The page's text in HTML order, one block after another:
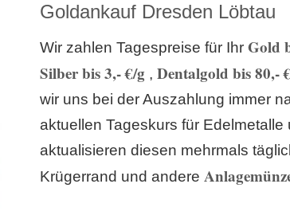
Goldankauf Dresden Löbtau
Wir zahlen Tagespreise für Ihr Gold
Silber bis 3,- €/g, Dentalgold bis 80,-
wir uns bei der Auszahlung immer
aktuellen Tageskurs für Edelmetalle
aktualisieren diesen mehrmals
Krügerrand und andere